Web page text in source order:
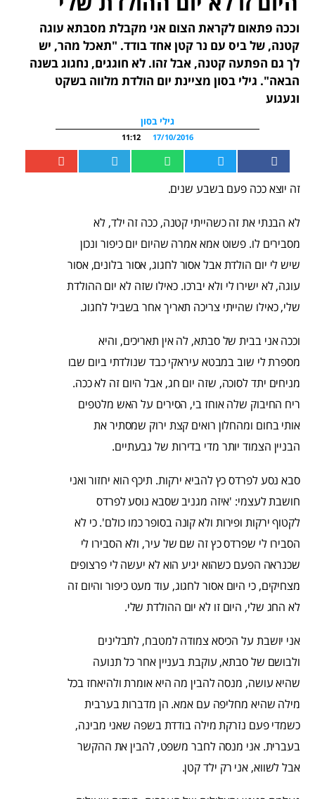
וככה פתאום לקראת הצום אני מקבלת מסבתא עוגה
קטנה, של ביס עם נר קטן אחד בודד. "תאכל מהר, יש
לך גם הפתעה קטנה, אבל זהו. לא חוגגים, נחגוג בשנה
הבאה". גילי בסון מציינת יום הולדת מלווה בשקט
וגעגוע
גילי בסון
17/10/2016
11:12
זה יוצא ככה פעם בשבע שנים.
לא הבנתי את זה כשהייתי קטנה, ככה זה ילד, לא
מסבירים לו. פשוט אמא אמרה שהיום יום כיפור ונכון
שיש לי יום הולדת אבל אסור לחגוג, אסור בלונים, אסור
עוגה, לא ישירו לי ולא יברכו. כאילו שזה לא יום ההולדת
שלי, כאילו שהייתי צריכה תאריך אחר בשביל לחגוג.
וככה אני בבית של סבתא, לה אין תאריכים, והיא
מספרת לי שוב במבטא עיראקי כבד שנולדתי ביום שבו
מניחים יתד לסוכה, שזה יום חג, אבל היום זה לא ככה.
ריח החיבוק שלה אוחז בי, הסירים על האש מלטפים
אותי בחום ומהחלון רואים קצת ירוק שמסתיר את
הבניין הצמוד יותר מדי בדירות של גבעתיים.
סבא נסע לפרדס כץ להביא ירקות. תיכף הוא יחזור ואני
חושבת לעצמי: 'איזה מגניב שסבא נוסע לפרדס
לקטוף ירקות ופירות ולא קונה בסופר כמו כולם'. כי לא
הסבירו לי שפרדס כץ זה שם של עיר, ולא הסבירו לי
שכנראה הפעם כשהוא יגיע הוא לא יעשה לי פרצופים
מצחיקים, כי היום אסור לחגוג, עוד מעט כיפור והיום זה
לא החג שלי, היום זו לא יום ההולדת שלי.
אני יושבת על הכיסא צמודה למטבח, לתבלינים
ולבושם של סבתא, עוקבת בעניין אחר כל תנועה
שהיא עושה, מנסה להבין מה היא אומרת ולהיאחז בכל
מילה שהיא מחליפה עם אמא. הן מדברות בערבית
כשמדי פעם נזרקת מילה בודדת בשפה שאני מבינה,
בעברית. אני מנסה לחבר משפט, להבין את ההקשר
אבל לשווא, אני רק ילד קטן.